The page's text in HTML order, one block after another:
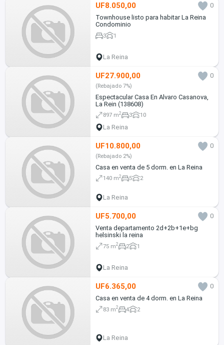
UF8.050,00
0
Townhouse listo para habitar La Reina
Condominio
3 1
La Reina
UF27.900,00 0
(Rebajado 7%)
Espectacular Casa En Alvaro Casanova,
La Rein (138608)
897 m2 3 10
La Reina
UF10.800,00 0
(Rebajado 2%)
Casa en venta de 5 dorm. en La Reina
140 m2 5 2
La Reina
UF5.700,00
0
Venta departamento 2d+2b+1e+bg
helsinski la reina
75 m2 2 1
La Reina
UF6.365,00
0
Casa en venta de 4 dorm. en La Reina
83 m2 4 2
La Reina